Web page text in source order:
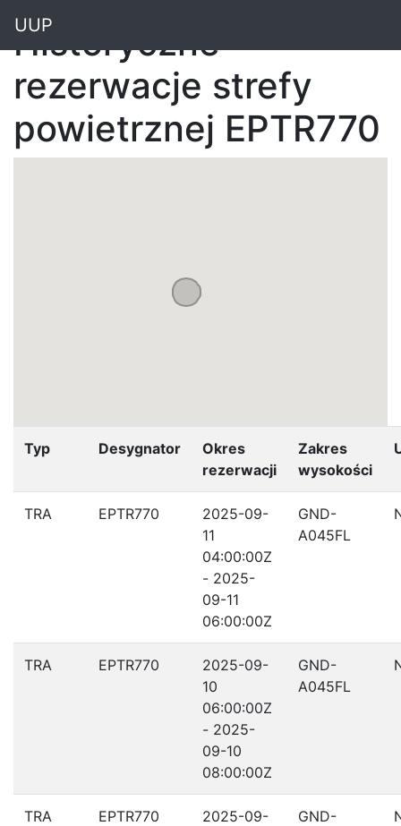
UUP
Historyczne
rezerwacje strefy
powietrznej EPTR770
Typ Desygnator
Okres
rezerwacji
Zakres
wysokości
TRA EPTR770
2025-09-
11
04:00:00Z
- 2025-
09-11
06:00:00Z
GND-
A045FL
TRA EPTR770
2025-09-
10
06:00:00Z
- 2025-
09-10
08:00:00Z
GND-
A045FL
TRA EPTR770
2025-09-
GND-